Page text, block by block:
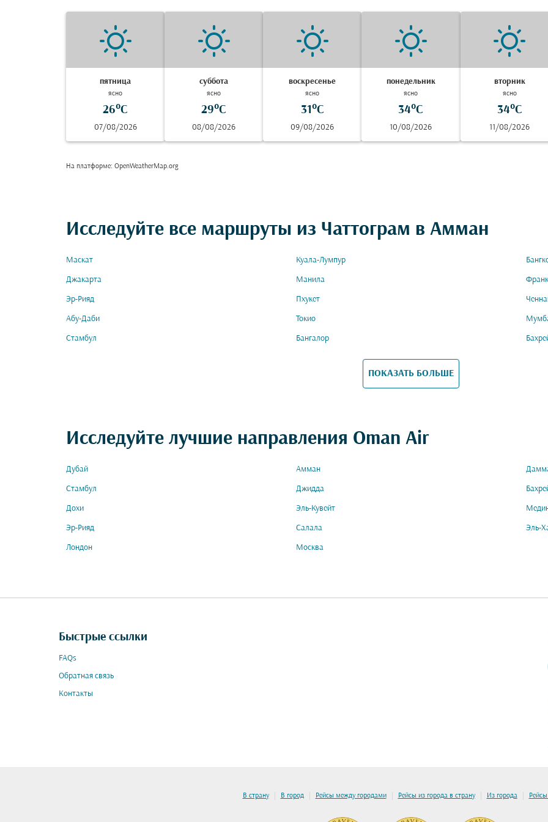
пятница
ясно
26°C
07/08/2026
суббота
ясно
29°C
08/08/2026
воскресенье
ясно
31°C
09/08/2026
понедельник
ясно
34°C
10/08/2026
вторник
ясно
34°C
11/08/2026
На платформе: OpenWeatherMap.org
Исследуйте все маршруты из Чаттограм в Амман
Маскат Куала-Лумпур
Джакарта Манила
Эр-Рияд Пхукет
Абу-Даби Токио
Стамбул Бангалор
ПОКАЗАТЬ БОЛЬШЕ
Исследуйте лучшие направления Oman Air
Дубай Амман
Стамбул Джидда
Дохи Эль-Кувейт
Эр-Рияд Салала Эль-
Лондон Москва
Быстрые ссылки
FAQs
Обратная связь
Контакты
В страну | В город | Рейсы между городами | Рейсы из города в страну | Из города |